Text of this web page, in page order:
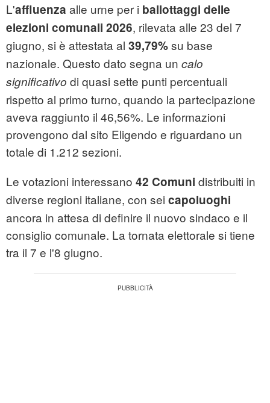
L'affluenza alle urne per i ballottaggi delle
elezioni comunali 2026, rilevata alle 23 del 7
giugno, si è attestata al 39,79%su base
nazionale. Questo dato segna un calo
significativo di quasi sette punti percentuali
rispetto al primo turno, quando la partecipazione
aveva raggiunto il 46,56%. Le informazioni
provengono dal sito Eligendo e riguardano un
totale di 1.212 sezioni.
Le votazioni interessano 42 Comuni distribuiti in
diverse regioni italiane, con sei capoluoghi
ancora in attesa di definire il nuovo sindaco e il
consiglio comunale. La tornata elettorale si tiene
tra il 7 e l'8 giugno.